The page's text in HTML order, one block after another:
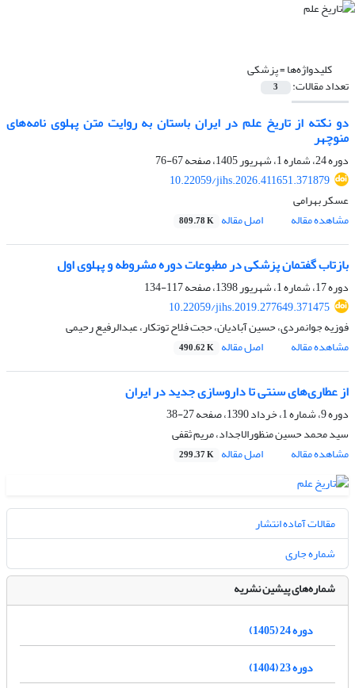
کلیدواژه‌ها =پزشکی
تعداد مقالات: 3
دو نکته از تاریخ علم در ایران باستان به روایت متن پهلوی نامه‌های
منوچهر
دوره 24، شماره 1، شهریور 1405، صفحه
67-76
10.22059/jihs.2026.411651.371879
عسکر بهرامی
مشاهده مقاله
اصل مقاله 809.78 K
بازتاب گفتمان پزشکی در مطبوعات دوره مشروطه و پهلوی اول
دوره 17، شماره 1، شهریور 1398، صفحه
117-134
10.22059/jihs.2019.277649.371475
فوزیه جوانمردی، حسین آبادیان، حجت فلاح توتکار، عبدالرفیع رحیمی
مشاهده مقاله
اصل مقاله 490.62 K
از عطاری‌های سنتی تا داروسازی جدید در ایران
دوره 9، شماره 1، خرداد 1390، صفحه
27-38
سید محمد حسین منظورالاجداد، مریم ثقفی
مشاهده مقاله
اصل مقاله 299.37 K
مقالات آماده انتشار
شماره جاری
شماره‌های پیشین نشریه
دوره 24 (1405)
دوره 23 (1404)